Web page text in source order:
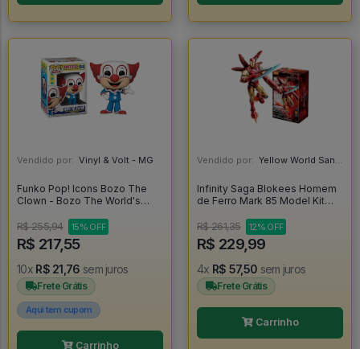
Vendido por: Vinyl & Volt - MG
Funko Pop! Icons Bozo The
Clown - Bozo The World's
R$ 255,94
15% OFF
R$ 217,55
10x R$ 21,76 sem juros
Frete Grátis
Aqui tem cupom
Carrinho
Vendido por: Yellow World Santos - SP
Infinity Saga Blokees Homem
de Ferro Mark 85 Model Kit
R$ 261,35
12% OFF
R$ 229,99
4x R$ 57,50 sem juros
Frete Grátis
Carrinho